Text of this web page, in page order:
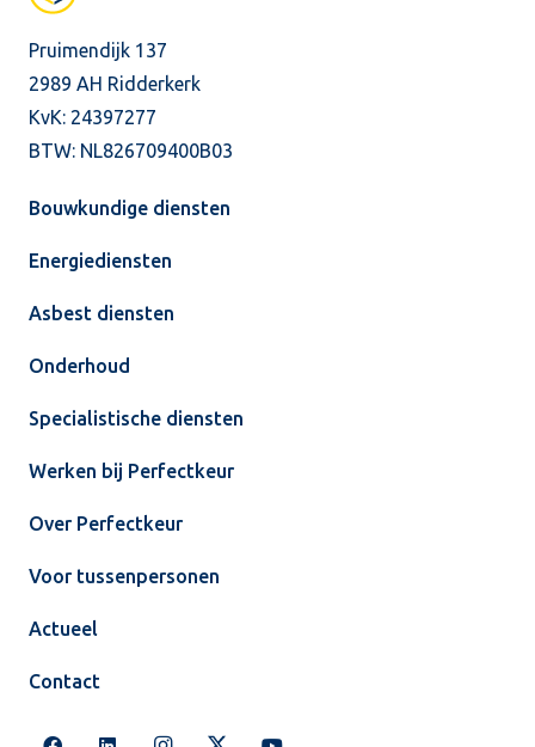
Pruimendijk 137
2989 AH Ridderkerk
KvK: 24397277
BTW: NL826709400B03
Bouwkundige diensten
Energiediensten
Asbest diensten
Onderhoud
Specialistische diensten
Werken bij Perfectkeur
Over Perfectkeur
Voor tussenpersonen
Actueel
Contact